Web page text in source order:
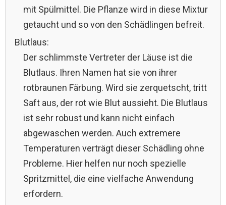
mit Spülmittel. Die Pflanze wird in diese Mixtur
getaucht und so von den Schädlingen befreit.
Blutlaus:
Der schlimmste Vertreter der Läuse ist die
Blutlaus. Ihren Namen hat sie von ihrer
rotbraunen Färbung. Wird sie zerquetscht, tritt
Saft aus, der rot wie Blut aussieht. Die Blutlaus
ist sehr robust und kann nicht einfach
abgewaschen werden. Auch extremere
Temperaturen verträgt dieser Schädling ohne
Probleme. Hier helfen nur noch spezielle
Spritzmittel, die eine vielfache Anwendung
erfordern.